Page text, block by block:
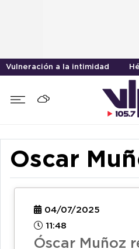
Vulneración a la intimidad
Oscar
04/07/2025
11:48
Óscar Muñoz